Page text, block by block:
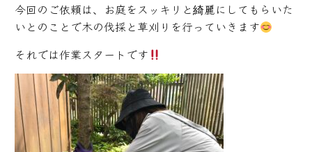
今回のご依頼は、お庭をスッキリと綺麗にしてもらいた
いとのことで木の伐採と草刈りを行っていきます
それでは作業スタートです